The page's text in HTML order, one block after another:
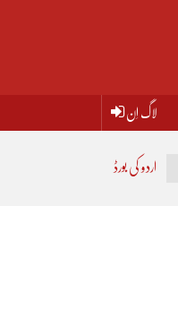
لاگ اِن
اردو کی بورڈ